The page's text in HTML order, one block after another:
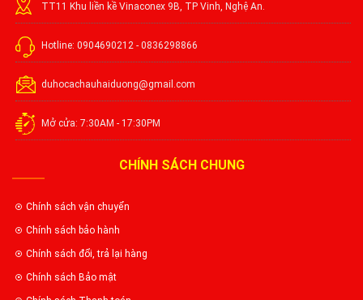
TT11 Khu liền kề Vinaconex 9B, TP Vinh, Nghệ An.
Hotline: 0904690212 - 0836298866
duhocachauhaiduong@gmail.com
Mở cửa: 7:30AM - 17:30PM
CHÍNH SÁCH CHUNG
Chính sách vận chuyển
Chính sách bảo hành
Chính sách đổi, trả lại hàng
Chính sách Bảo mật